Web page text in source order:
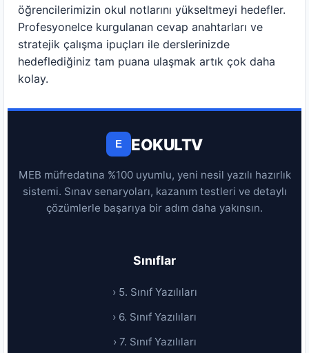
öğrencilerimizin okul notlarını yükseltmeyi hedefler.
Profesyonelce kurgulanan cevap anahtarları ve
stratejik çalışma ipuçları ile derslerinizde
hedeflediğiniz tam puana ulaşmak artık çok daha
kolay.
E EOKULTV
MEB müfredatına %100 uyumlu, yeni nesil yazılı hazırlık
sistemi. Sınav senaryoları, kazanım testleri ve detaylı
çözümlerle başarıya bir adım daha yakınsın.
Sınıflar
› 5. Sınıf Yazılıları
› 6. Sınıf Yazılıları
› 7. Sınıf Yazılıları